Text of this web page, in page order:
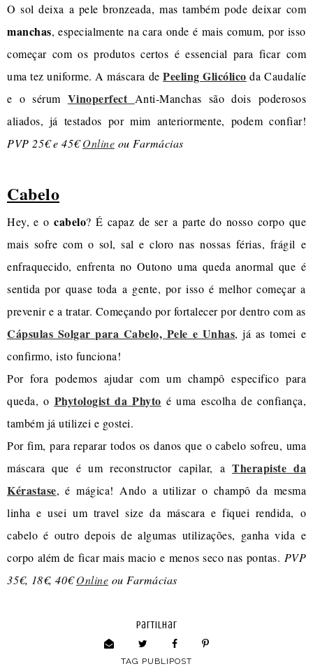
O sol deixa a pele bronzeada, mas também pode deixar com
manchas, especialmente na cara onde é mais comum, por isso
começar com os produtos certos é essencial para ficar com
uma tez uniforme. A máscara dePeeling Glicólico da Caudalíe
e o sérum Vinoperfect Anti-Manchas são dois poderosos
aliados, já testados por mim anteriormente, podem confiar!
PVP 25€ e 45€Online ou Farmácias
Cabelo
Hey, e ocabelo? É capaz de ser a parte do nosso corpo que
mais sofre com o sol, sal e cloro nas nossas férias, frágil e
enfraquecido, enfrenta no Outono uma queda anormal que é
sentida por quase toda a gente, por isso é melhor começar a
prevenir e a tratar. Começando por fortalecer por dentro com as
Cápsulas Solgar para Cabelo, Pele e Unhas, já as tomei e
confirmo, isto funciona!
Por fora podemos ajudar com um champô especifico para
queda, o Phytologist da Phyto é uma escolha de confiança,
também já utilizei e gostei.
Por fim, para reparar todos os danos que o cabelo sofreu, uma
máscara que é um reconstructor capilar, aTherapiste da
Kérastase, é mágica! Ando a utilizar o champô da mesma
linha e usei um travel size da máscara e fiquei rendida, o
cabelo é outro depois de algumas utilizações, ganha vida e
corpo além de ficar mais macio e menos seco nas pontas. PVP
35€, 18€, 40€Online ou Farmácias
partilhar
TAG PUBLIPOST